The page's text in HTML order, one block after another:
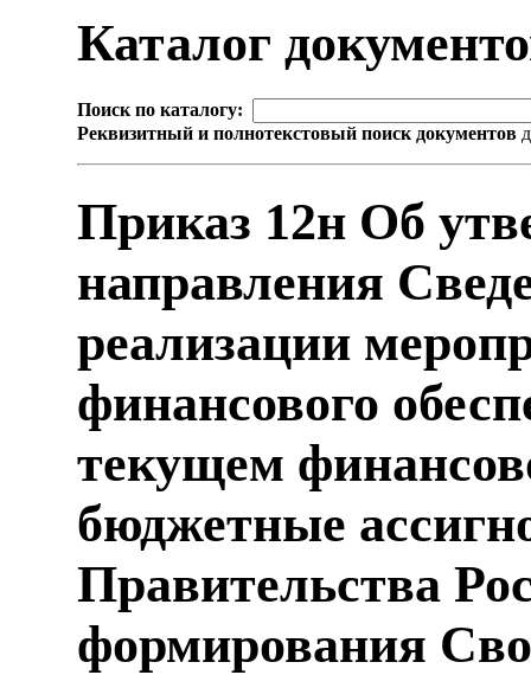
Каталог
Поиск по каталогу:
Реквизитный и полнотекстовый поиск документов
Приказ 12н Об
направления
реализации
финансового
текущем
бюджетные
Правительства
формирования